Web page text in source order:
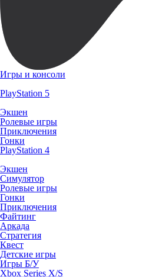
Игры и консоли
PlayStation 5
Экшен
Ролевые игры
Приключения
Гонки
PlayStation 4
Экшен
Симулятор
Ролевые игры
Гонки
Приключения
Файтинг
Аркада
Стратегия
Квест
Детские игры
Игры Б/У
Xbox Series X/S